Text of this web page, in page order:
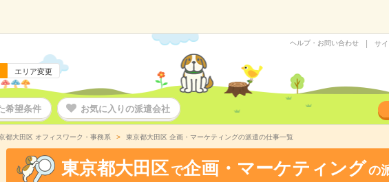
エリア変更
ヘルプ・お問い合わせ サ
希望条件 お気に入りの派遣会社
都大田区 オフィスワーク・事務系 東京都大田区 企画・マーケティングの派遣の仕事一覧
東京都大田区 で企画・マーケティングの